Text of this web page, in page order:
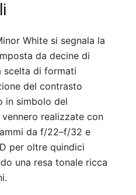
White si segnala la
da decine di
scelta di formati
del contrasto
in simbolo del
realizzate con
da f/22–f/32 e
per oltre quindici
una resa tonale ricca